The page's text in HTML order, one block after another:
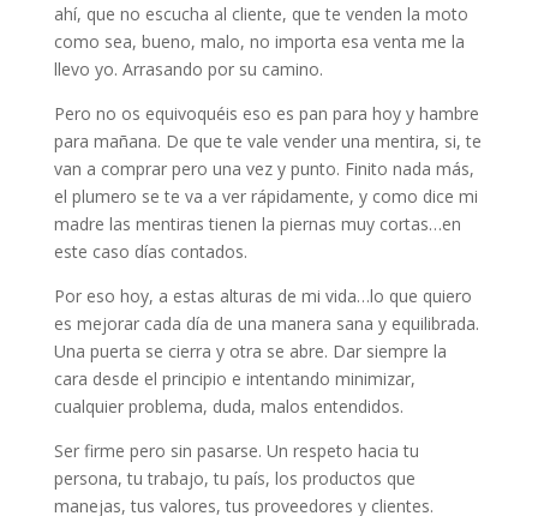
ahí, que no escucha al cliente, que te venden la moto
como sea, bueno, malo, no importa esa venta me la
llevo yo. Arrasando por su camino.
Pero no os equivoquéis eso es pan para hoy y hambre
para mañana. De que te vale vender una mentira, si, te
van a comprar pero una vez y punto. Finito nada más,
el plumero se te va a ver rápidamente, y como dice mi
madre las mentiras tienen la piernas muy cortas…en
este caso días contados.
Por eso hoy, a estas alturas de mi vida…lo que quiero
es mejorar cada día de una manera sana y equilibrada.
Una puerta se cierra y otra se abre. Dar siempre la
cara desde el principio e intentando minimizar,
cualquier problema, duda, malos entendidos.
Ser firme pero sin pasarse. Un respeto hacia tu
persona, tu trabajo, tu país, los productos que
manejas, tus valores, tus proveedores y clientes.